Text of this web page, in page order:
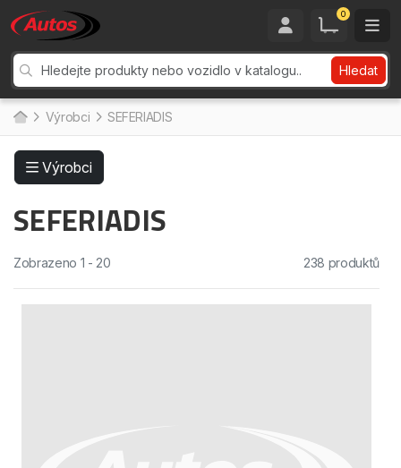
0
Hledat
Výrobci SEFERIADIS
Výrobci
SEFERIADIS
Zobrazeno 1 - 20 238 produktů